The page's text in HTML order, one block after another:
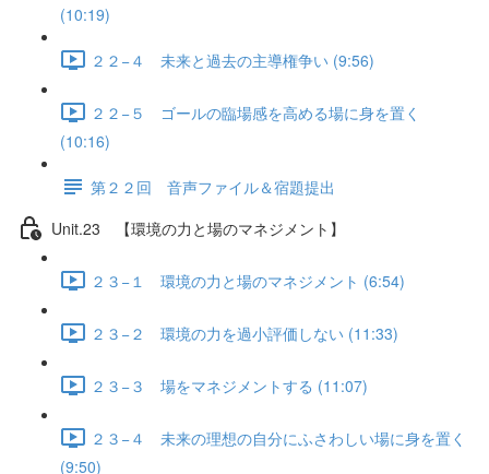
(10:19)
２２−４ 未来と過去の主導権争い (9:56)
２２−５ ゴールの臨場感を高める場に身を置く
(10:16)
第２２回 音声ファイル＆宿題提出
Unit.23 【環境の力と場のマネジメント】
２３−１ 環境の力と場のマネジメント (6:54)
２３−２ 環境の力を過小評価しない (11:33)
２３−３ 場をマネジメントする (11:07)
２３−４ 未来の理想の自分にふさわしい場に身を置く
(9:50)